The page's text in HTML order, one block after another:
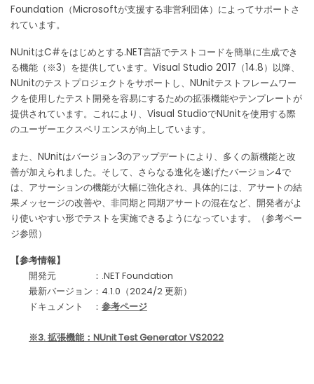
Foundation（Microsoftが支援する非営利団体）によってサポートさ
れています。
NUnitはC#をはじめとする.NET言語でテストコードを簡単に生成でき
る機能（※3）を提供しています。Visual Studio 2017（14.8）以降、
NUnitのテストプロジェクトをサポートし、NUnitテストフレームワー
クを使用したテスト開発を容易にするための拡張機能やテンプレートが
提供されています。これにより、Visual StudioでNUnitを使用する際
のユーザーエクスペリエンスが向上しています。
また、NUnitはバージョン3のアップデートにより、多くの新機能と改
善が加えられました。そして、さらなる進化を遂げたバージョン4で
は、アサーションの機能が大幅に強化され、具体的には、アサートの結
果メッセージの改善や、非同期と同期アサートの混在など、開発者がよ
り使いやすい形でテストを実施できるようになっています。（参考ペー
ジ参照）
【参考情報】
開発元 ：.NET Foundation
最新バージョン：4.1.0（2024/2 更新）
ドキュメント ： 参考ページ
※3. 拡張機能：NUnit Test Generator VS2022